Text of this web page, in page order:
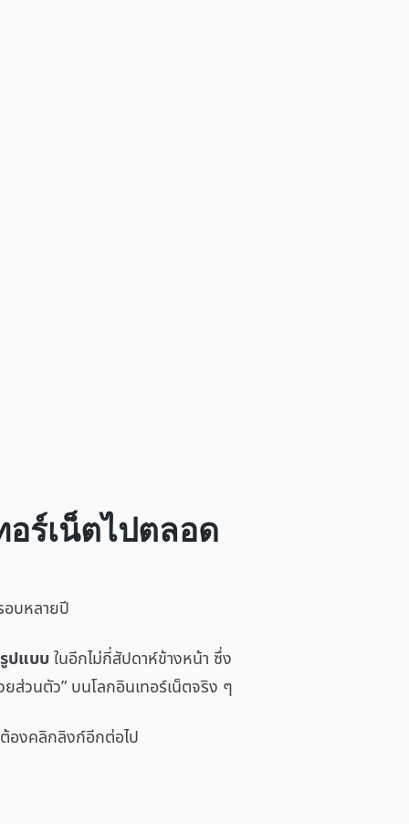
อร์เน็ตไปตลอด
อบหลายปี
ปแบบในอีกไม่กี่สัปดาห์ข้างหน้า ซึ่ง
ส่วนตัว” บนโลกอินเทอร์เน็ตจริง ๆ
องคลิกลิงก์อีกต่อไป